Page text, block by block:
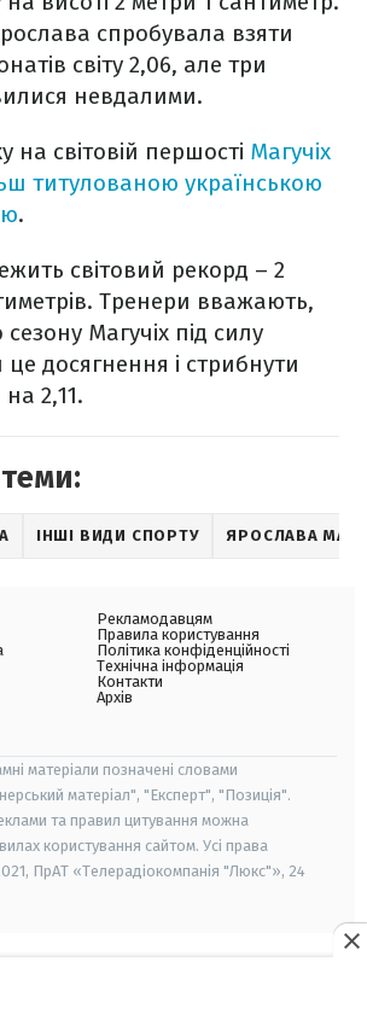
спробувала взяти
світу 2,06, але три
невдалими.
на світовій першості Магучіх
титулованою українською
.
світовий рекорд – 2
Тренери вважають,
Магучіх під силу
досягнення і стрибнути
2,11.
ІНШІ ВИДИ СПОРТУ ЯРОСЛАВА
Рекламодавцям
Правила користування
Політика конфіденційності
Технічна інформація
Контакти
Архів
матеріали позначені словами
матеріал", "Експерт", "Позиція".
та правил цитування можна
користування сайтом. Усі права
ПрАТ «Телерадіокомпанія "Люкс"», 24